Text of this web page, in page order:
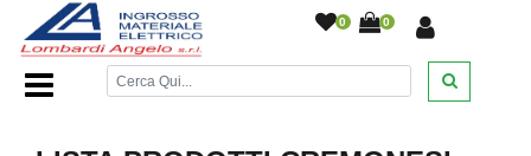
0 0
Home Page/DESANTIS////